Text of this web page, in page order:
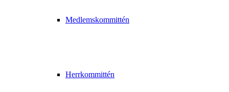
Medlemskommittén
Herrkommittén